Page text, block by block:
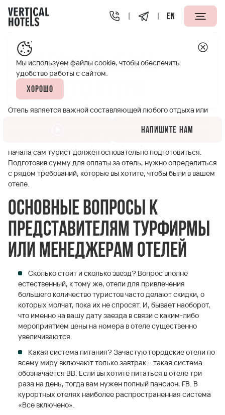
EN
Апарт-отели Vertical
Критерии выбора
хорошего отеля
Отель является важной составляющей любого отдыха или
бесконечные ссоры с обслуживающим персоналом, тогда
начала сам турист должен основательно подготовиться.
Подготовив сумму для оплаты за отель, нужно определиться
с рядом требований, которые вы хотите, чтобы были в вашем
отеле.
Основные вопросы к
представителям турфирмы
или менеджерам отелей
Сколько стоит и сколько звезд? Вопрос вполне
естественный, к тому же, отели для привлечения
большего количество туристов часто делают скидки, о
которых молчат, пока их не спросят. И, бывает наоборот,
что именно на вашу дату заезда в связи с каким-либо
мероприятием цены на номера в отеле существенно
увеличиваются.
Какая система питания? Зачастую городские отели по
всему миру включают только завтрак – такая система
обозначается ВВ. Если вы хотите питаться в отеле три
раза на день, тогда вам нужен полный пансион, FB. В
курортных отелях наиболее распространенная система
«Все включено».
Мы используем файлы cookie, чтобы обеспечить
удобство работы с сайтом.
Хорошо
Напишите нам